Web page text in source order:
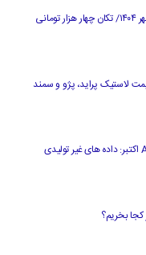
قیمت جدید دلار، یورو و سایر ارزها ۱۲ مهر ۱۴۰۴/ تکان چهار هزار تومانی
لاستیک پراید، پژو و سمند
سرمایه گذاری Americas FX News 3 اکتبر: داده های غیر تولیدی